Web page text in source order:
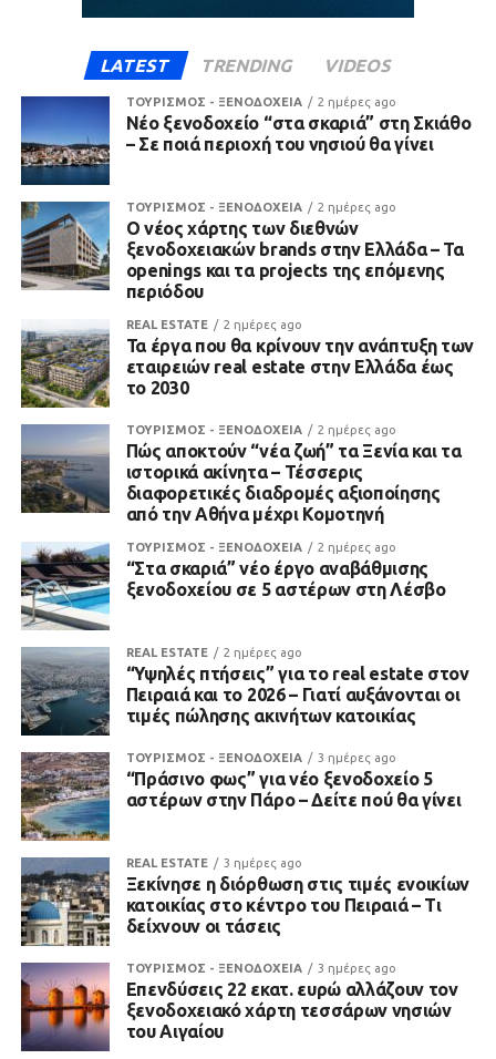
LATEST TRENDING VIDEOS
ΤΟΥΡΙΣΜΟΣ - ΞΕΝΟΔΟΧΕΙΑ 2 ημέρες ago
Νέο ξενοδοχείο “στα σκαριά” στη Σκιάθο
– Σε ποιά περιοχή του νησιού θα γίνει
ΤΟΥΡΙΣΜΟΣ - ΞΕΝΟΔΟΧΕΙΑ 2 ημέρες ago
Ο νέος χάρτης των διεθνών
ξενοδοχειακών brands στην Ελλάδα – Τα
openings και τα projects της επόμενης
περιόδου
REAL ESTATE 2 ημέρες ago
Τα έργα που θα κρίνουν την ανάπτυξη των
εταιρειών real estate στην Ελλάδα έως
το 2030
ΤΟΥΡΙΣΜΟΣ - ΞΕΝΟΔΟΧΕΙΑ 2 ημέρες ago
Πώς αποκτούν “νέα ζωή” τα Ξενία και τα
ιστορικά ακίνητα – Τέσσερις
διαφορετικές διαδρομές αξιοποίησης
από την Αθήνα μέχρι Κομοτηνή
ΤΟΥΡΙΣΜΟΣ - ΞΕΝΟΔΟΧΕΙΑ 2 ημέρες ago
“Στα σκαριά” νέο έργο αναβάθμισης
ξενοδοχείου σε 5 αστέρων στη Λέσβο
REAL ESTATE 2 ημέρες ago
“Υψηλές πτήσεις” για το real estate στον
Πειραιά και το 2026 – Γιατί αυξάνονται οι
τιμές πώλησης ακινήτων κατοικίας
ΤΟΥΡΙΣΜΟΣ - ΞΕΝΟΔΟΧΕΙΑ 3 ημέρες ago
“Πράσινο φως” για νέο ξενοδοχείο 5
αστέρων στην Πάρο – Δείτε πού θα γίνει
REAL ESTATE 3 ημέρες ago
Ξεκίνησε η διόρθωση στις τιμές ενοικίων
κατοικίας στο κέντρο του Πειραιά – Τι
δείχνουν οι τάσεις
ΤΟΥΡΙΣΜΟΣ - ΞΕΝΟΔΟΧΕΙΑ 3 ημέρες ago
Επενδύσεις 22 εκατ. ευρώ αλλάζουν τον
ξενοδοχειακό χάρτη τεσσάρων νησιών
του Αιγαίου